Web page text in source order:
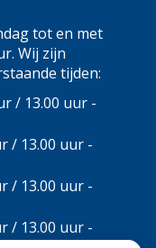
tot en met
Wij zijn
tijden:
/ 13.00 uur -
/ 13.00 uur -
/ 13.00 uur -
/ 13.00 uur -